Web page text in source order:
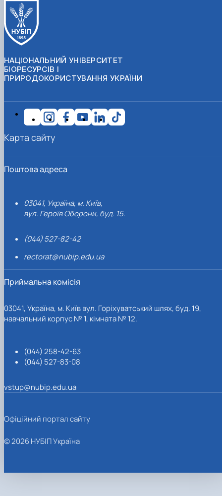
НАЦІОНАЛЬНИЙ УНІВЕРСИТЕТ
БІОРЕСУРСІВ І
ПРИРОДОКОРИСТУВАННЯ УКРАЇНИ
Поштова адреса
03041, Україна, м. Київ,
вул. Героїв Оборони, буд. 15.
(044) 527-82-42
rectorat@nubip.edu.ua
Приймальна комісія
03041, Україна, м. Київ вул. Горіхуватський шлях, буд. 19,
навчальний корпус № 1, кімната № 12.
(044) 258-42-63
(044) 527-83-08
vstup@nubip.edu.ua
Карта сайту
Офіційний портал сайту
© 2026 НУБІП Україна